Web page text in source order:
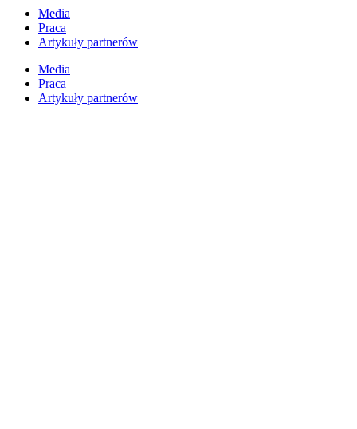
Przejdź
treści
Media
Praca
Artykuły partnerów
Media
Praca
Artykuły partnerów